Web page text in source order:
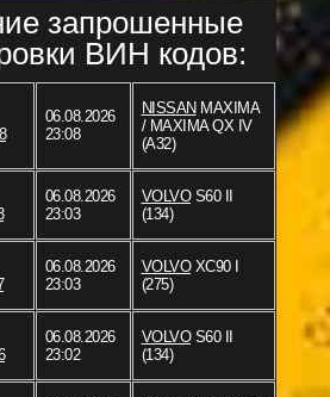
запрошенные
ВИН кодов:
06.08.2026
23:08
NISSAN MAXIMA
/ MAXIMA QX IV
(A32)
06.08.2026
23:03
VOLVOS60 II
(134)
06.08.2026
23:03
VOLVOXC90 I
(275)
06.08.2026
23:02
VOLVOS60 II
(134)